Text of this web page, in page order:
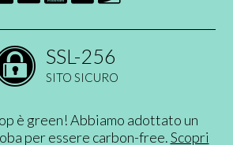
SSL-256
SITO SICURO
è green! Abbiamo adottato un
per essere carbon-free.Scopri